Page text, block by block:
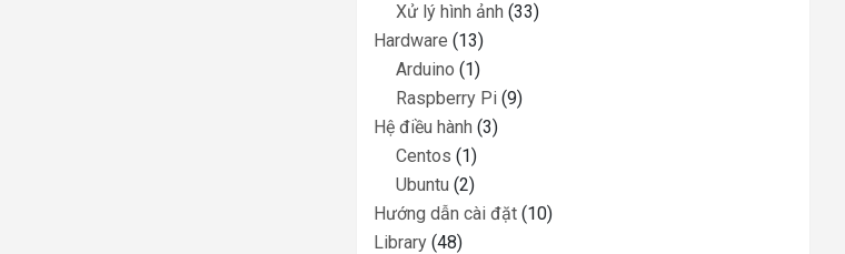
Xử lý hình ảnh (33)
Hardware (13)
Arduino (1)
Raspberry Pi (9)
Hệ điều hành (3)
Centos (1)
Ubuntu (2)
Hướng dẫn cài đặt (10)
Library (48)